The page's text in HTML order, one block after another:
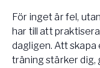
För inget är fel,
har till att
dagligen. Att
träning stärker